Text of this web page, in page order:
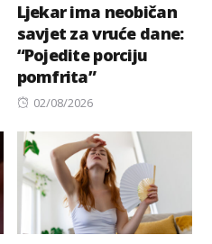
Ljekar ima neobičan
savjet za vruće dane:
“Pojedite porciju
pomfrita”
Posted
02/08/2026